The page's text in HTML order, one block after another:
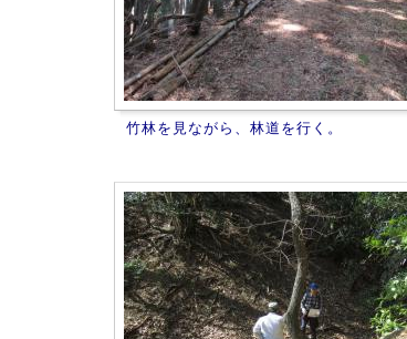
竹林を見ながら、林道を行く。